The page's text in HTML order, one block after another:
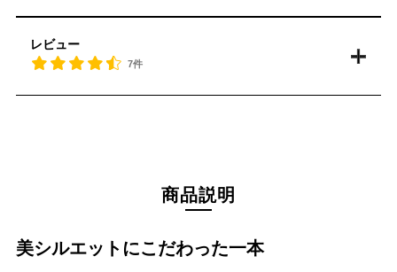
レビュー
7件
商品説明
美シルエットにこだわった一本